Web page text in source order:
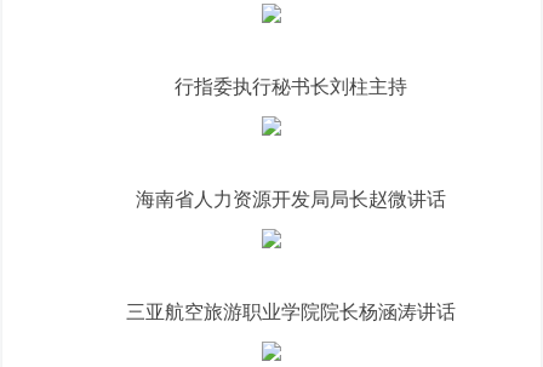
行指委执行秘书长刘柱主持
海南省人力资源开发局局长赵微讲话
三亚航空旅游职业学院院长杨涵涛讲话